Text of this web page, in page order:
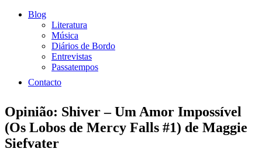
Blog
Literatura
Música
Diários de Bordo
Entrevistas
Passatempos
Contacto
Opinião: Shiver – Um Amor Impossível
(Os Lobos de Mercy Falls #1) de Maggie
Siefvater